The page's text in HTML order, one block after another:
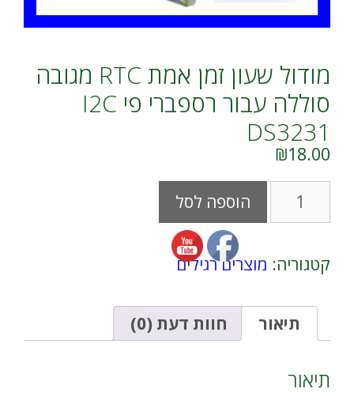
מודול שעון זמן אמת RTC מגובה
סוללה עבור רספברי פי I2C
DS3231
₪18.00
כמות
מודול
זמן
אמת
מגובה
סוללה
עבור
פי
I2C
הוספה לסל
t
i
v
קטגוריה: מוצרים רגילים
תיאור חוות דעת (0)
תיאור